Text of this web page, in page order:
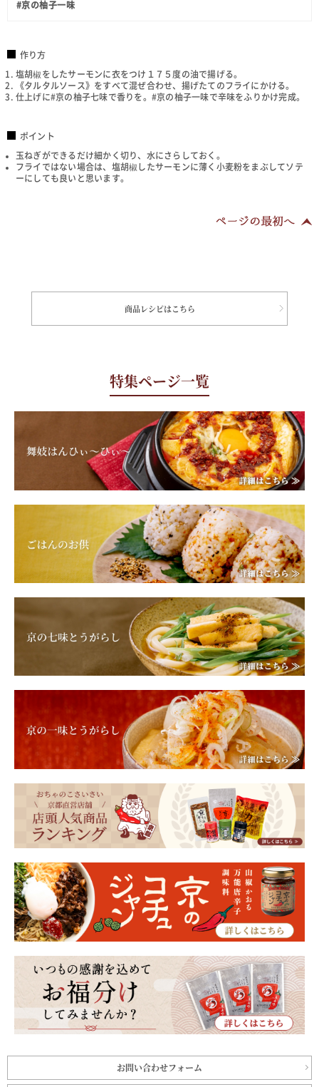
#京の柚子一味
作り方
塩胡椒をしたサーモンに衣をつけ１７５度の油で揚げる。
《タルタルソース》をすべて混ぜ合わせ、揚げたてのフライにかける。
仕上げに#京の柚子七味で香りを。#京の柚子一味で辛味をふりかけ完成。
ポイント
玉ねぎができるだけ細かく切り、水にさらしておく。
フライではない場合は、塩胡椒したサーモンに薄く小麦粉をまぶしてソテ
ーにしても良いと思います。
商品レシピはこちら
特集ページ一覧
お問い合わせフォーム